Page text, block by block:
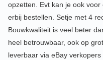
opzetten. Evt kan je ook
erbij bestellen. Setje met 4
Bouwkwaliteit is veel beter
heel betrouwbaar, ook op
leverbaar via eBay